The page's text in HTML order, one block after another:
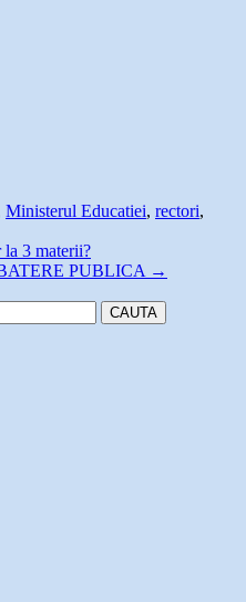
Ministerul Educatiei, rectori,
la 3 materii?
PUBLICA →